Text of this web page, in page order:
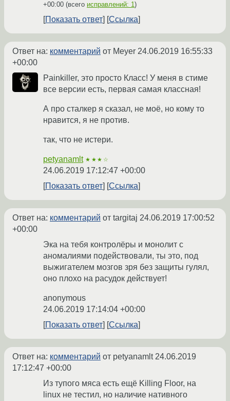
+00:00 (всего исправлений: 1)
Показать ответ Ссылка
Ответ на: комментарий от Meyer 24.06.2019 16:55:33
+00:00
Painkiller, это просто Класс! У меня в стиме
все версии есть, первая самая классная!
А про сталкер я сказал, не моё, но кому то
нравится, я не против.
так, что не истери.
petyanamlt ★★★☆
24.06.2019 17:12:47 +00:00
Показать ответ
Ссылка
Ответ на: комментарий от targitaj 24.06.2019 17:00:52
+00:00
Эка на тебя контролёры и монолит с
аномалиями подействовали, ты это, под
выжигателем мозгов зря без защиты гулял,
оно плохо на расудок действует!
anonymous
24.06.2019 17:14:04 +00:00
Показать ответ
Ссылка
Ответ на: комментарий от petyanamlt24.06.2019
17:12:47 +00:00
Из тупого мяса есть ещё Killing Floor, на
linux не тестил, но наличие нативного